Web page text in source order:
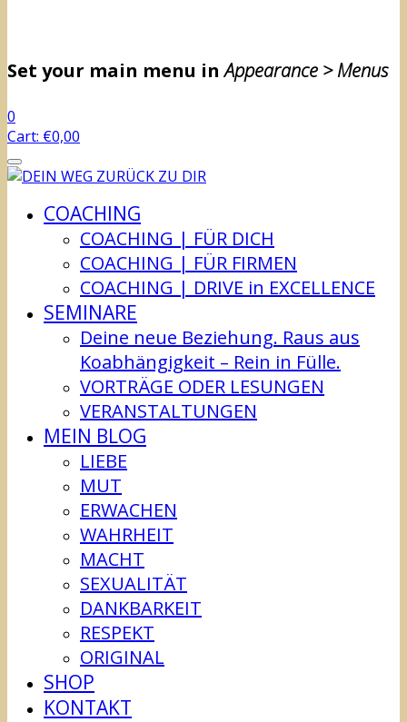
Set your main menu inAppearance > Menus
0
Cart: €0,00
COACHING
COACHING | FÜR DICH
COACHING | FÜR FIRMEN
COACHING | DRIVE in EXCELLENCE
SEMINARE
Deine neue Beziehung. Raus aus
Koabhängigkeit – Rein in Fülle.
VORTRÄGE ODER LESUNGEN
VERANSTALTUNGEN
MEIN BLOG
LIEBE
MUT
ERWACHEN
WAHRHEIT
MACHT
SEXUALITÄT
DANKBARKEIT
RESPEKT
ORIGINAL
SHOP
KONTAKT